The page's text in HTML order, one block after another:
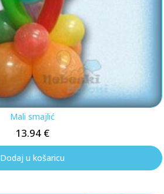
Mali smajlić
13.94 €
Dodaj u košaricu